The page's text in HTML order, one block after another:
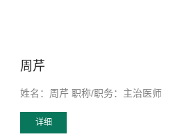
周芹
姓名：周芹 职称/职务：主治医师
详细